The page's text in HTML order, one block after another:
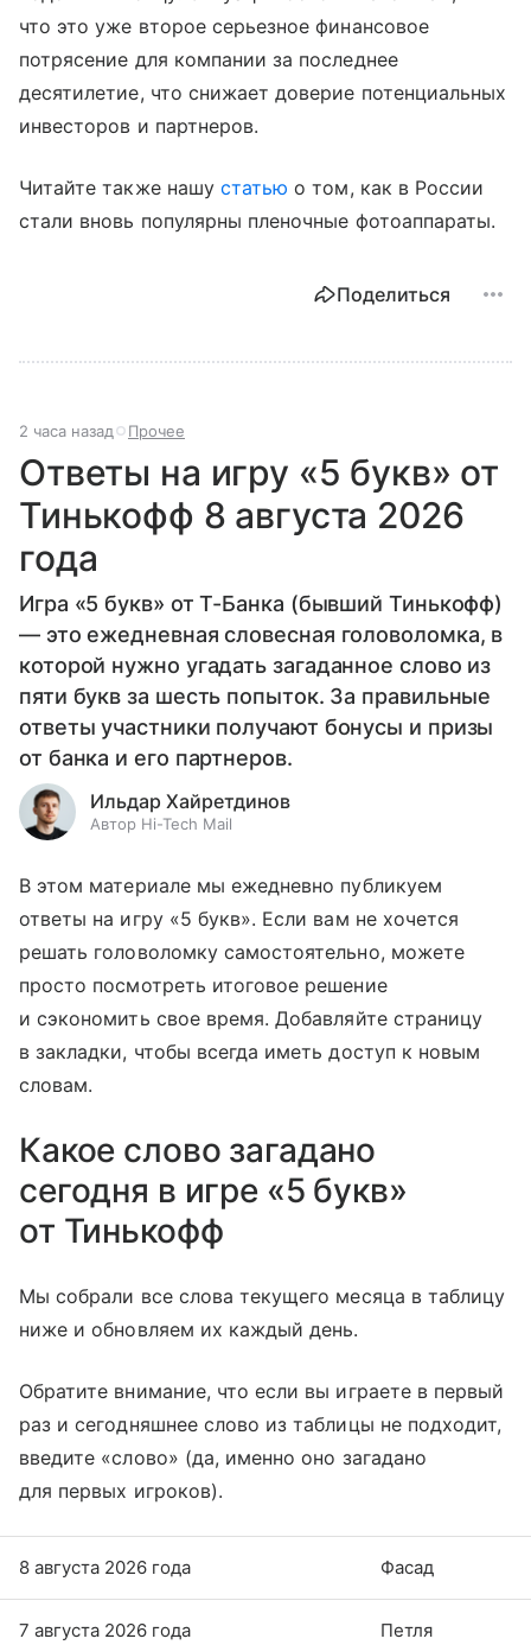
что это уже второе серьезное финансовое
потрясение для компании за последнее
десятилетие, что снижает доверие потенциальных
инвесторов и партнеров.
Читайте также нашу статью о том, как в России
стали вновь популярны пленочные фотоаппараты.
Поделиться
2 часа назад Прочее
Ответы на игру «5 букв» от
Тинькофф 8 августа 2026
года
Игра «5 букв» от Т-Банка (бывший Тинькофф)
— это ежедневная словесная головоломка, в
которой нужно угадать загаданное слово из
пяти букв за шесть попыток. За правильные
ответы участники получают бонусы и призы
от банка и его партнеров.
Ильдар Хайретдинов
Автор Hi-Tech Mail
В этом материале мы ежедневно публикуем
ответы на игру «5 букв». Если вам не хочется
решать головоломку самостоятельно, можете
просто посмотреть итоговое решение
и сэкономить свое время. Добавляйте страницу
в закладки, чтобы всегда иметь доступ к новым
словам.
Какое слово загадано
сегодня в игре «5 букв»
от Тинькофф
Мы собрали все слова текущего месяца в таблицу
ниже и обновляем их каждый день.
Обратите внимание, что если вы играете в первый
раз и сегодняшнее слово из таблицы не подходит,
введите «слово» (да, именно оно загадано
для первых игроков).
8 августа 2026 года Фасад
7 августа 2026 года Петля